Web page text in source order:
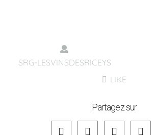
SRG-LESVINSDESRICEYS
LIKE
Partagez sur